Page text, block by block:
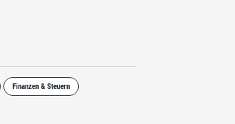
Finanzen & Steuern